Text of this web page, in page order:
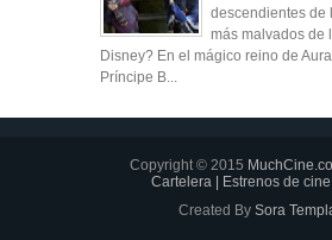
descendientes de
más malvados de
Disney? En el mágico reino de
Príncipe B...
Copyright © 2015
Cartelera | Estrenos de
Created By Sora